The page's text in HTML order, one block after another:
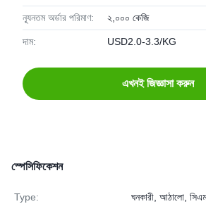
ন্যূনতম অর্ডার পরিমাণ: ২,০০০ কেজি
দাম: USD2.0-3.3/KG
এখনই জিজ্ঞাসা করুন
স্পেসিফিকেশন
Type: ঘনকারী, আঠালো,